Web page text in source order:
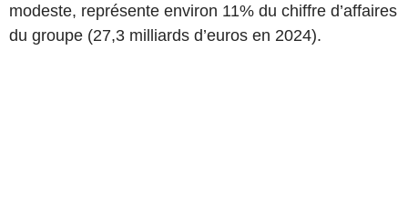
modeste, représente environ 11% du chiffre d’affaires
du groupe (27,3 milliards d’euros en 2024).